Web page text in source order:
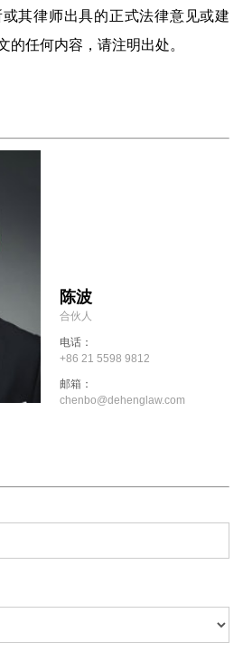
其律师出具的正式法律意见或建
的任何内容，请注明出处。
陈波
合伙人
电话：
+86 21 5598 9812
邮箱：
chenbo@dehenglaw.com